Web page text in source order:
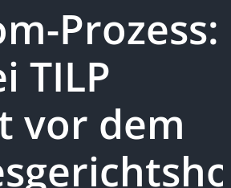
Prozess:
TILP
vor dem